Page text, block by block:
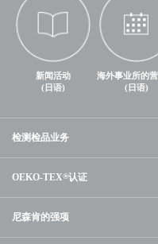
新闻活动
(日语)
海外事业所的
(日语)
检测检品业务
OEKO-TEX®认证
尼森肯的强项